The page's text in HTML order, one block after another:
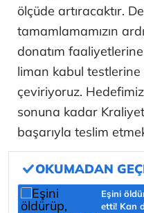
ölçüde artıracaktır.
tamamlamamızın
donatım
liman kabul
çeviriyoruz.
sonuna kadar
başarıyla teslim
Eşini
etti! Kan